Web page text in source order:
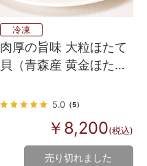
冷凍
肉厚の旨味 大粒ほたて
貝（青森産 黄金ほた
5.0（5）
￥8,200(税込)
売り切れました